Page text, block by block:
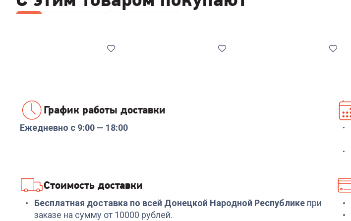
Код:6997700
3 589 5 289₽ 3 999₽
График работы доставки
Ежедневно с 9:00 — 18:00
Стоимость доставки
Бесплатная доставка по всей Донецкой Народной Республике при
заказе на сумму от 10000 рублей.